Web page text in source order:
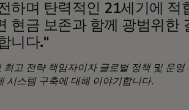
하며 탄력적인 21세기에 적
현금 보존과 함께 광범위한
니다."
최고 전략 책임자이자 글로벌 정책 및 운영
시스템 구축에 대해 이야기합니다.